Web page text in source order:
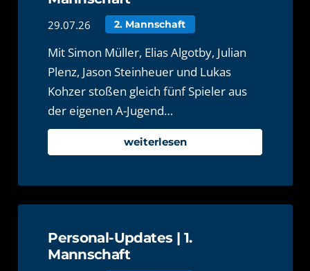
29.07.26 2. Mannschaft
Mit Simon Müller, Elias Algotby, Julian
Plenz, Jason Steinheuer und Lukas
Kohzer stoßen gleich fünf Spieler aus
der eigenen A-Jugend…
weiterlesen
Personal-Updates | 1.
Mannschaft